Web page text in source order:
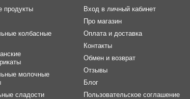
продукты
колбасные
молочные
сладости
Вход в личный кабинет
Про магазин
Оплата и доставка
Контакты
Обмен и возврат
Отзывы
Блог
Пользовательское соглашение